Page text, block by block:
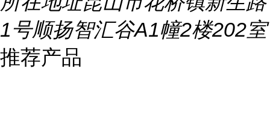
1号顺扬智汇谷A1幢2楼202室
推荐产品